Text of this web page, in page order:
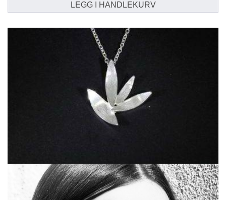
lite
antall
LEGG I HANDLEKURV